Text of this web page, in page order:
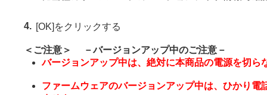
4. [OK]をクリックする
＜ご注意＞ －バージョンアップ中のご注意－
バージョンアップ中は、絶対に本商品の電源を切ら
ファームウェアのバージョンアップ中は、ひかり電